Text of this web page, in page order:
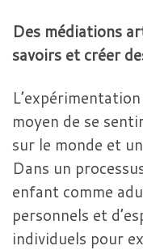
Des médiations
savoirs et créer
moyen de se
sur le monde et
Dans un
enfant comme
personnels et
individuels pour